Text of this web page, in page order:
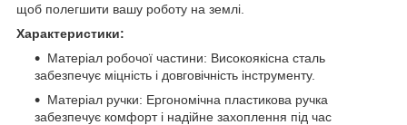
щоб полегшити вашу роботу на землі.
Характеристики:
Матеріал робочої частини: Високоякісна сталь
забезпечує міцність і довговічність інструменту.
Матеріал ручки: Ергономічна пластикова ручка
забезпечує комфорт і надійне захоплення під час